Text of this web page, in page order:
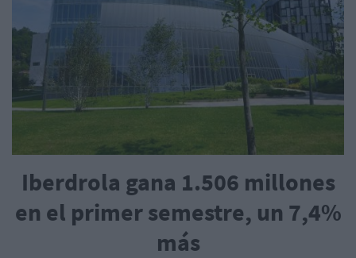
Iberdrola gana 1.506 millones
en el primer semestre, un 7,4%
más